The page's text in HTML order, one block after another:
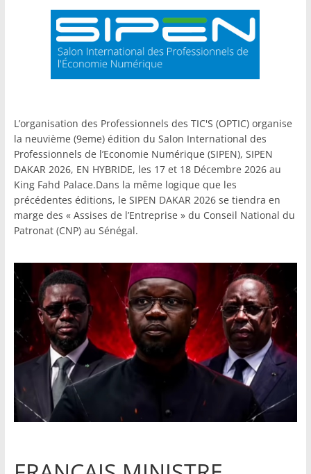
L’organisation des Professionnels des TIC'S (OPTIC) organise
la neuvième (9eme) édition du Salon International des
Professionnels de l’Economie Numérique (SIPEN), SIPEN
DAKAR 2026, EN HYBRIDE, les 17 et 18 Décembre 2026 au
King Fahd Palace.Dans la même logique que les
précédentes éditions, le SIPEN DAKAR 2026 se tiendra en
marge des « Assises de l’Entreprise » du Conseil National du
Patronat (CNP) au Sénégal.